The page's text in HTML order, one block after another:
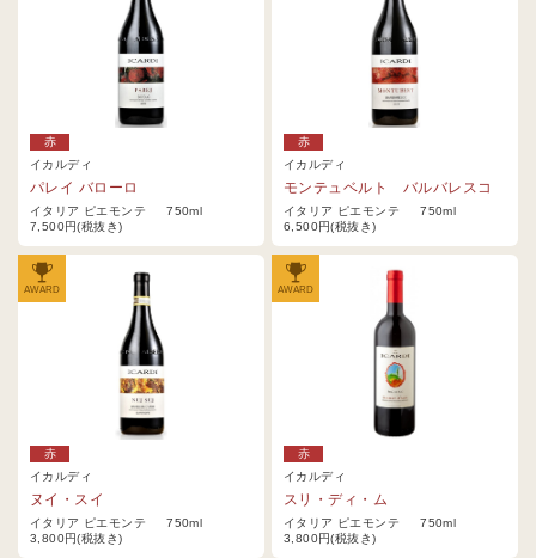
赤
イカルディ
パレイ バローロ
イタリア ピエモンテ 750ml
7,500円(税抜き)
赤
イカルディ
モンテュベルト バルバレスコ
イタリア ピエモンテ 750ml
6,500円(税抜き)
AWARD
赤
イカルディ
ヌイ・スイ
イタリア ピエモンテ 750ml
3,800円(税抜き)
AWARD
赤
イカルディ
スリ・ディ・ム
イタリア ピエモンテ 750ml
3,800円(税抜き)